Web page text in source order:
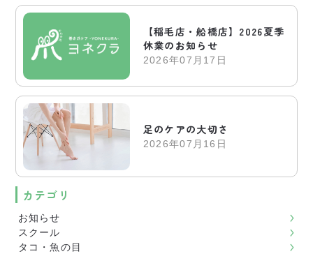
【稲毛店・船橋店】2026夏季
休業のお知らせ
2026年07月17日
足のケアの大切さ
2026年07月16日
カテゴリ
お知らせ
スクール
タコ・魚の目